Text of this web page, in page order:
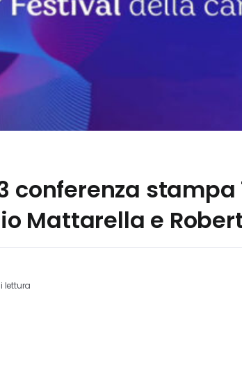
conferenza
Mattarella e
lettura